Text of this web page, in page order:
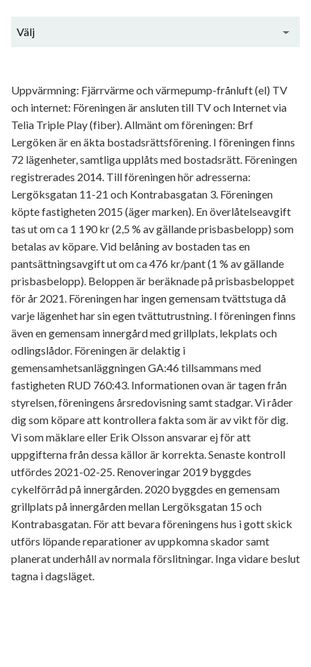
Välj
Uppvärmning: Fjärrvärme och värmepump-frånluft (el) TV
och internet: Föreningen är ansluten till TV och Internet via
Telia Triple Play (fiber). Allmänt om föreningen: Brf
Lergöken är en äkta bostadsrättsförening. I föreningen finns
72 lägenheter, samtliga upplåts med bostadsrätt. Föreningen
registrerades 2014. Till föreningen hör adresserna:
Lergöksgatan 11-21 och Kontrabasgatan 3. Föreningen
köpte fastigheten 2015 (äger marken). En överlåtelseavgift
tas ut om ca 1 190 kr (2,5 % av gällande prisbasbelopp) som
betalas av köpare. Vid belåning av bostaden tas en
pantsättningsavgift ut om ca 476 kr/pant (1 % av gällande
prisbasbelopp). Beloppen är beräknade på prisbasbeloppet
för år 2021. Föreningen har ingen gemensam tvättstuga då
varje lägenhet har sin egen tvättutrustning. I föreningen finns
även en gemensam innergård med grillplats, lekplats och
odlingslådor. Föreningen är delaktig i
gemensamhetsanläggningen GA:46 tillsammans med
fastigheten RUD 760:43. Informationen ovan är tagen från
styrelsen, föreningens årsredovisning samt stadgar. Vi råder
dig som köpare att kontrollera fakta som är av vikt för dig.
Vi som mäklare eller Erik Olsson ansvarar ej för att
uppgifterna från dessa källor är korrekta. Senaste kontroll
utfördes 2021-02-25. Renoveringar 2019 byggdes
cykelförråd på innergården. 2020 byggdes en gemensam
grillplats på innergården mellan Lergöksgatan 15 och
Kontrabasgatan. För att bevara föreningens hus i gott skick
utförs löpande reparationer av uppkomna skador samt
planerat underhåll av normala förslitningar. Inga vidare beslut
tagna i dagsläget.